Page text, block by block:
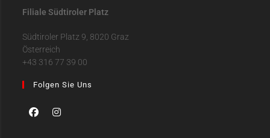
Filiale Südtiroler Platz
Südtiroler Platz 9, 8020 Graz
Österreich
+43 316 77 39 00
Folgen Sie Uns